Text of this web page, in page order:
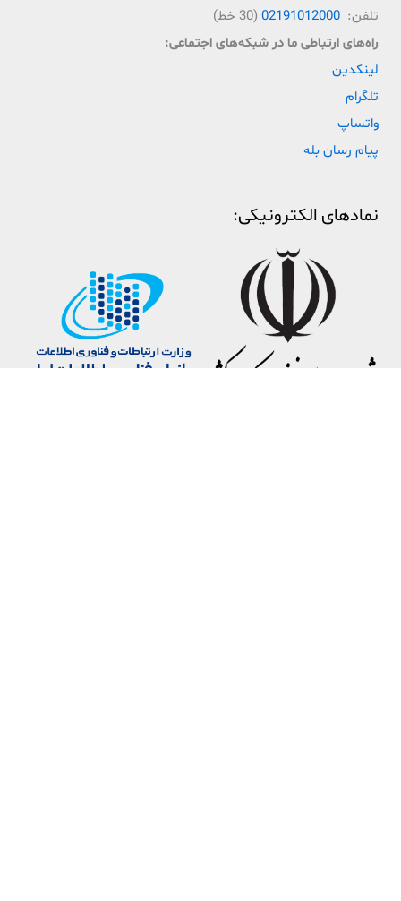
تلفن: 02191012000 (30 خط)
راه‌‌های ارتباطی ما در شبکه‌های اجتماعی:
لینکدین
تلگرام
واتساپ
پیام رسان بله
نمادهای الکترونیکی: